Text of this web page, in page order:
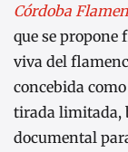
Córdoba
que se propone
viva del
concebida
tirada limitada,
documental